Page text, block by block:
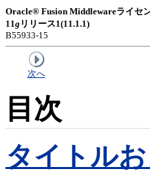
Oracle® Fusion Middlewareライセ
11g リリース1(11.1.1)
B55933-15
次へ
目次
タイトル